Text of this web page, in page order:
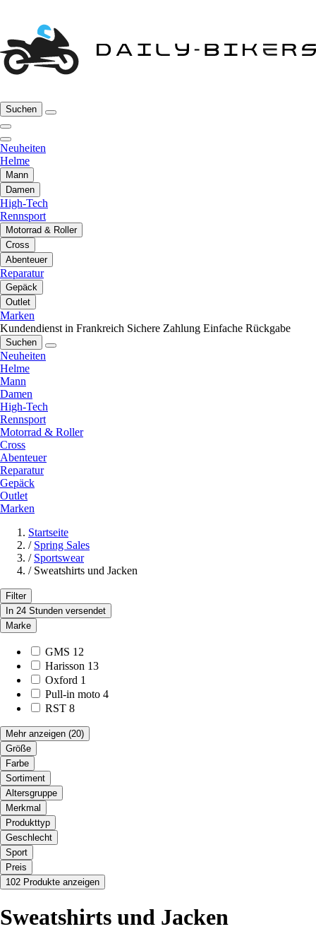
Suchen
Neuheiten
Helme
Mann
Damen
High-Tech
Rennsport
Motorrad & Roller
Cross
Abenteuer
Reparatur
Gepäck
Outlet
Marken
Kundendienst in Frankreich Sichere Zahlung Einfache Rückgabe
Suchen
Neuheiten
Helme
Mann
Damen
High-Tech
Rennsport
Motorrad & Roller
Cross
Abenteuer
Reparatur
Gepäck
Outlet
Marken
Startseite
/ Spring Sales
/ Sportswear
/ Sweatshirts und Jacken
Filter
In 24 Stunden versendet
Marke
GMS 12
Harisson 13
Oxford 1
Pull-in moto 4
RST 8
Mehr anzeigen (20)
Größe
Farbe
Sortiment
Altersgruppe
Merkmal
Produkttyp
Geschlecht
Sport
Preis
102 Produkte anzeigen
Sweatshirts und Jacken